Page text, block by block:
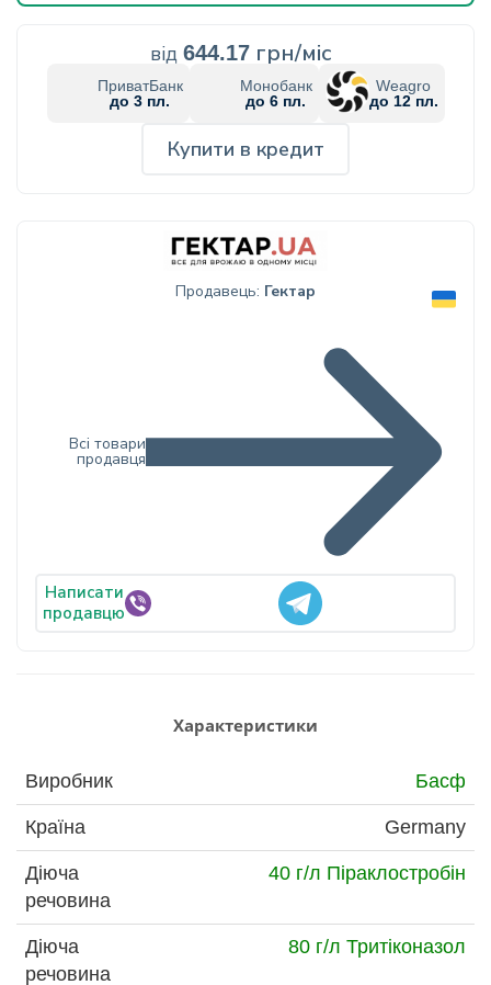
від 644.17 грн/міс
ПриватБанк
до 3 пл.
Монобанк
до 6 пл.
Weagro
до 12 пл.
Купити в кредит
Продавець: Гектар
Написати
продавцю
Всі товари
продавця
Характеристики
Виробник Басф
Країна Germany
Діюча
речовина
40 г/л Піраклостробін
Діюча
речовина
80 г/л Тритіконазол